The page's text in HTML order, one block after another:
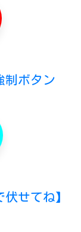
制ボタン
せてね】